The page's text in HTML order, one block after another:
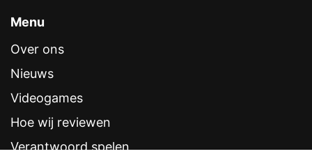
Menu
Over ons
Nieuws
Videogames
Hoe wij reviewen
Verantwoord spelen